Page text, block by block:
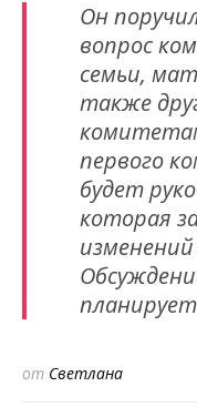
Он
вопрос
семьи,
также
первого
будет
которая
от Светлана